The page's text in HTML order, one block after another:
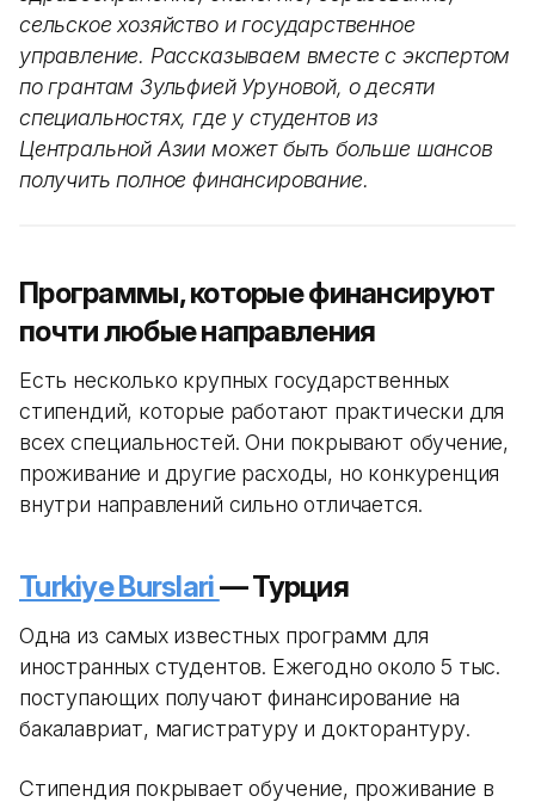
сельское хозяйство и государственное
управление. Рассказываем вместе с экспертом
по грантам Зульфией Уруновой, о десяти
специальностях, где у студентов из
Центральной Азии может быть больше шансов
получить полное финансирование.
Программы, которые финансируют
почти любые направления
Есть несколько крупных государственных
стипендий, которые работают практически для
всех специальностей. Они покрывают обучение,
проживание и другие расходы, но конкуренция
внутри направлений сильно отличается.
Turkiye Burslari— Турция
Одна из самых известных программ для
иностранных студентов. Ежегодно около 5 тыс.
поступающих получают финансирование на
бакалавриат, магистратуру и докторантуру.
Стипендия покрывает обучение, проживание в